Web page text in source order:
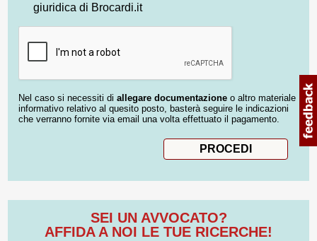
giuridica di Brocardi.it
Nel caso si necessiti di allegare documentazione o altro materiale
informativo relativo al quesito posto, basterà seguire le indicazioni
che verranno fornite via email una volta effettuato il pagamento.
SEI UN AVVOCATO?
AFFIDA A NOI LE TUE RICERCHE!